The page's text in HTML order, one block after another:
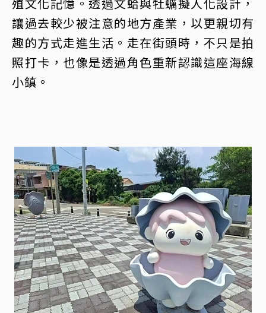
讓過去較少被注意的地方產業，以更親切有
趣的方式走進生活。走在街頭時，不只是拍
照打卡，也像是透過角色重新認識這座海線
小鎮。